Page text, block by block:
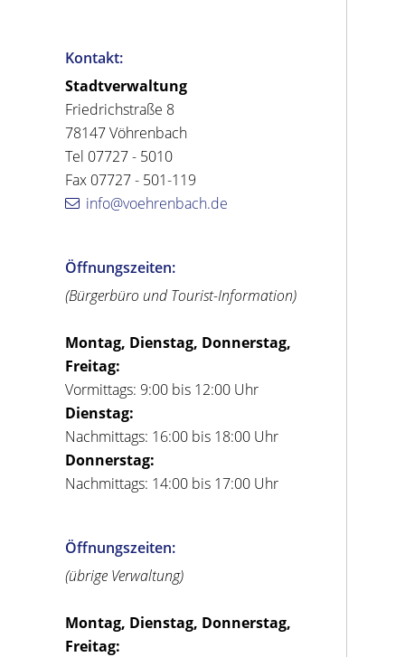
Kontakt:
Stadtverwaltung
Friedrichstraße 8
78147 Vöhrenbach
Tel 07727 - 5010
Fax 07727 - 501-119
info@voehrenbach.de
Öffnungszeiten:
(Bürgerbüro und Tourist-Information)
Montag, Dienstag, Donnerstag,
Freitag:
Vormittags: 9:00 bis 12:00 Uhr
Dienstag:
Nachmittags: 16:00 bis 18:00 Uhr
Donnerstag:
Nachmittags: 14:00 bis 17:00 Uhr
Öffnungszeiten:
(übrige Verwaltung)
Montag, Dienstag, Donnerstag,
Freitag: